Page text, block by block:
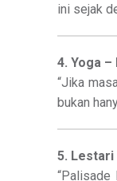
ini sejak
4. Yoga –
“Jika
bukan
5. Lestari